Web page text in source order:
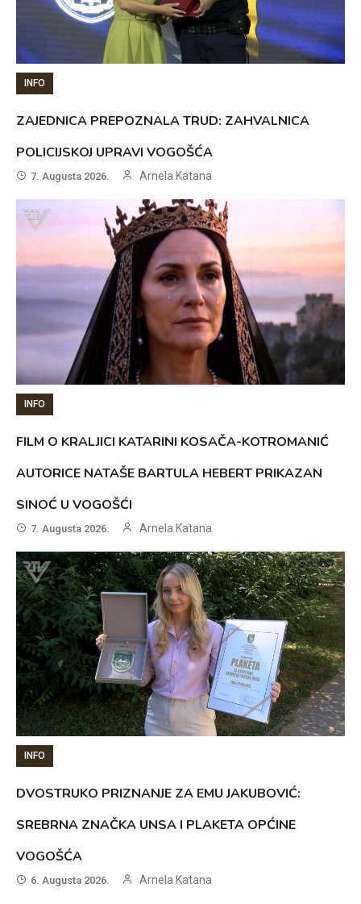
INFO
ZAJEDNICA PREPOZNALA TRUD: ZAHVALNICA
POLICIJSKOJ UPRAVI VOGOŠĆA
7. Augusta 2026. Arnela Katana
INFO
FILM O KRALJICI KATARINI KOSAČA-KOTROMANIĆ
AUTORICE NATAŠE BARTULA HEBERT PRIKAZAN
SINOĆ U VOGOŠĆI
7. Augusta 2026. Arnela Katana
INFO
DVOSTRUKO PRIZNANJE ZA EMU JAKUBOVIĆ:
SREBRNA ZNAČKA UNSA I PLAKETA OPĆINE
VOGOŠĆA
6. Augusta 2026. Arnela Katana